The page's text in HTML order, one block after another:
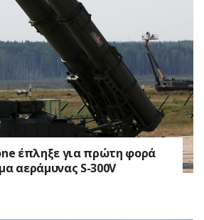
έπληξε για πρώτη φορά
αεράμυνας S-300V